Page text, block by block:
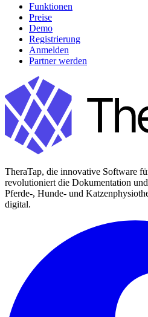
Funktionen
Preise
Demo
Registrierung
Anmelden
Partner werden
TheraTap, die innovative Software
revolutioniert die Dokumentation
Pferde-, Hunde- und
digital.